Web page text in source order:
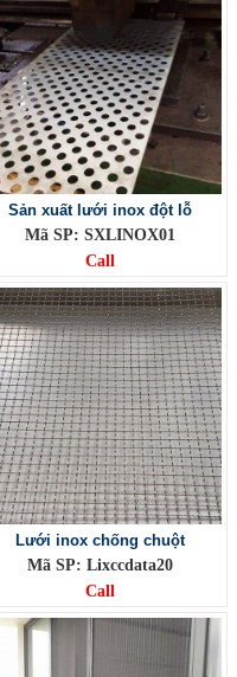
Sản xuất lưới inox đột lỗ
Mã SP: SXLINOX01
Call
Lưới inox chống chuột
Mã SP: Lixccdata20
Call